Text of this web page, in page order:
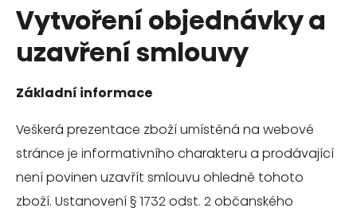
Vytvoření objednávky a
uzavření smlouvy
Základní informace
Veškerá prezentace zboží umístěná na webové
stránce je informativního charakteru a prodávající
není povinen uzavřít smlouvu ohledně tohoto
zboží. Ustanovení § 1732 odst. 2 občanského